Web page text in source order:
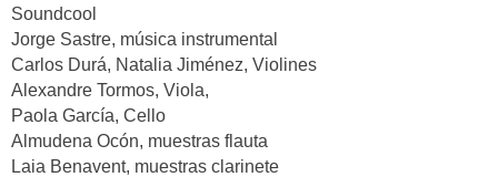
Soundcool
Jorge Sastre, música instrumental
Carlos Durá, Natalia Jiménez, Violines
Alexandre Tormos, Viola,
Paola García, Cello
Almudena Ocón, muestras flauta
Laia Benavent, muestras clarinete